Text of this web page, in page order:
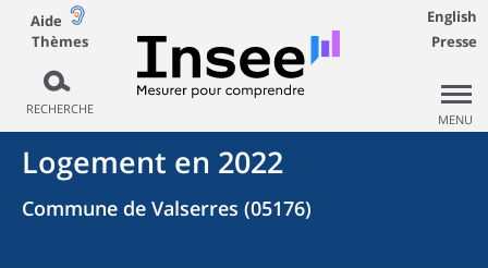
Aide
Thèmes
RECHERCHE
English
Presse
MENU
Logement en 2022
Commune de Valserres (05176)